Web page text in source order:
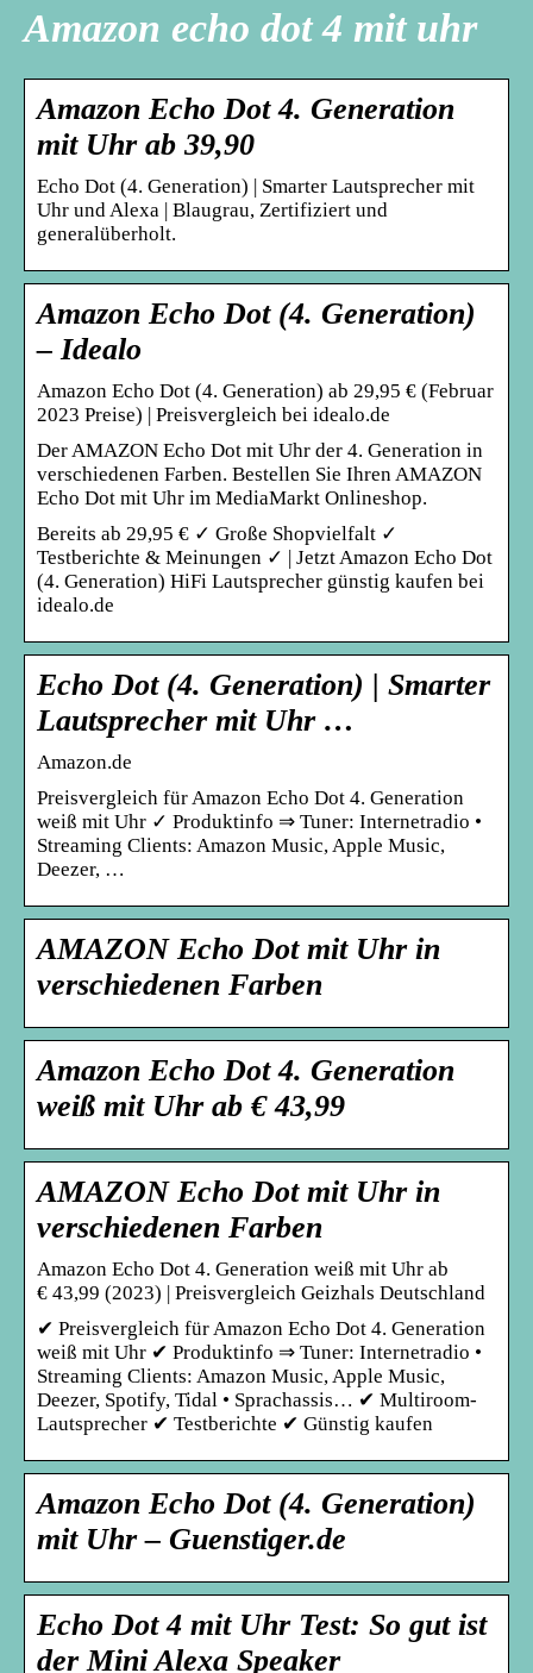
Amazon echo dot 4 mit uhr
Amazon Echo Dot 4. Generation
mit Uhr ab 39,90
Echo Dot (4. Generation) | Smarter Lautsprecher mit
Uhr und Alexa | Blaugrau, Zertifiziert und
generalüberholt.
Amazon Echo Dot (4. Generation)
– Idealo
Amazon Echo Dot (4. Generation) ab 29,95 € (Februar
2023 Preise) | Preisvergleich bei idealo.de
Der AMAZON Echo Dot mit Uhr der 4. Generation in
verschiedenen Farben. Bestellen Sie Ihren AMAZON
Echo Dot mit Uhr im MediaMarkt Onlineshop.
Bereits ab 29,95 € ✓ Große Shopvielfalt ✓
Testberichte & Meinungen ✓ | Jetzt Amazon Echo Dot
(4. Generation) HiFi Lautsprecher günstig kaufen bei
idealo.de
Echo Dot (4. Generation) | Smarter
Lautsprecher mit Uhr …
Amazon.de
Preisvergleich für Amazon Echo Dot 4. Generation
weiß mit Uhr ✓ Produktinfo ⇒ Tuner: Internetradio •
Streaming Clients: Amazon Music, Apple Music,
Deezer, …
AMAZON Echo Dot mit Uhr in
verschiedenen Farben
Amazon Echo Dot 4. Generation
weiß mit Uhr ab € 43,99
AMAZON Echo Dot mit Uhr in
verschiedenen Farben
Amazon Echo Dot 4. Generation weiß mit Uhr ab
€ 43,99 (2023) | Preisvergleich Geizhals Deutschland
✔ Preisvergleich für Amazon Echo Dot 4. Generation
weiß mit Uhr ✔ Produktinfo ⇒ Tuner: Internetradio •
Streaming Clients: Amazon Music, Apple Music,
Deezer, Spotify, Tidal • Sprachassis… ✔ Multiroom-
Lautsprecher ✔ Testberichte ✔ Günstig kaufen
Amazon Echo Dot (4. Generation)
mit Uhr – Guenstiger.de
Echo Dot 4 mit Uhr Test: So gut ist
der Mini Alexa Speaker